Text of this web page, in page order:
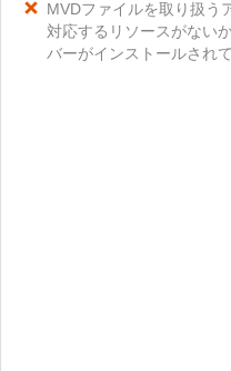
MVDファイルを取り扱う
対応するリソースがない
バーがインストールされ